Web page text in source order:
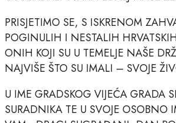
PRISJETIMO SE, S ISKRENOM
POGINULIH I NESTALIH
ONIH KOJI SU U TEMELJE NAŠE
NAJVIŠE ŠTO SU IMALI – SVOJE
U IME GRADSKOG VIJEĆA GRADA
SURADNIKA TE U SVOJE OSOBNO